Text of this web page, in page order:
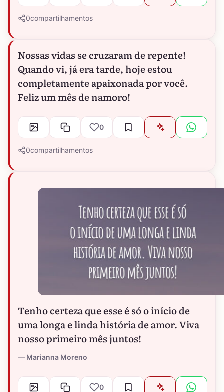
0compartilhamentos
Nossas vidas se cruzaram de repente!
Quando vi, já era tarde, hoje estou
completamente apaixonada por você.
Feliz um mês de namoro!
0
0compartilhamentos
Tenho certeza que esse é só o início de
uma longa e linda história de amor. Viva
nosso primeiro mês juntos!
Marianna Moreno
0